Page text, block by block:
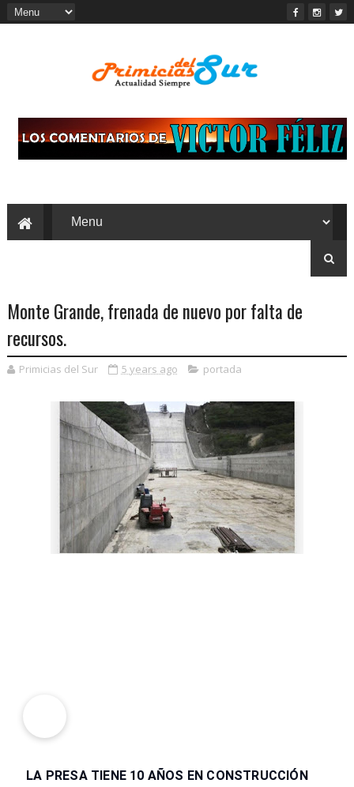
Monte Grande, frenada de nuevo por falta de
recursos.
Primicias del Sur 5 years ago portada
LA PRESA TIENE 10 AÑOS EN CONSTRUCCIÓN